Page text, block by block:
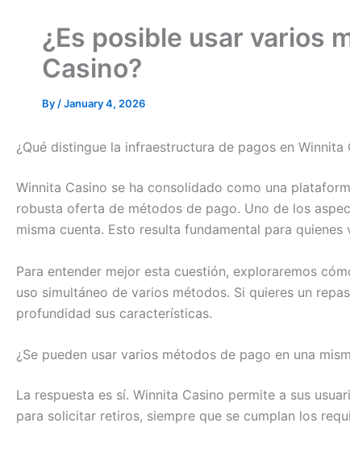
¿Es posible usar varios
Casino?
By /January 4, 2026
¿Qué distingue la infraestructura de pagos en Winnita
Winnita Casino se ha consolidado como una
robusta oferta de métodos de pago. Uno de los
misma cuenta. Esto resulta fundamental para
Para entender mejor esta cuestión, exploraremos
uso simultáneo de varios métodos. Si quieres un
profundidad sus características.
¿Se pueden usar varios métodos de pago en una
La respuesta es sí. Winnita Casino permite a sus
para solicitar retiros, siempre que se cumplan los